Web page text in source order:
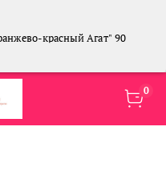
красный Агат" 90 см
0